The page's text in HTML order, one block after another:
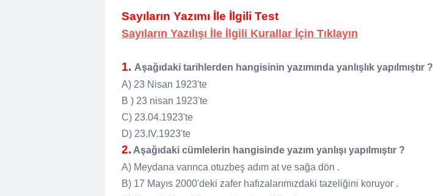
Sayıların Yazımı İle İlgili Test
Sayıların Yazılışı İle İlgili Kurallar İçin Tıklayın
1. Aşağıdaki tarihlerden hangisinin yazımında yanlışlık yapılmıştır ?
A) 23 Nisan 1923'te
B ) 23 nisan 1923'te
C) 23.04.1923'te
D) 23.IV.1923'te
2. Aşağıdaki cümlelerin hangisinde yazım yanlışı yapılmıştır ?
A) Meydana varınca otuzbeş adım at ve sağa dön .
B) 17 Mayıs 2000'deki zafer hafızalarımızdaki tazeliğini koruyor .